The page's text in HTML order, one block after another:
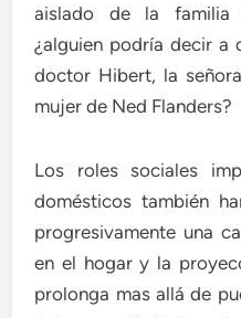
aislado de la familia
¿alguien podría decir a
doctor Hibert, la
mujer de Ned Flanders?
Los roles sociales
domésticos también
progresivamente una
en el hogar y la
prolonga mas allá de